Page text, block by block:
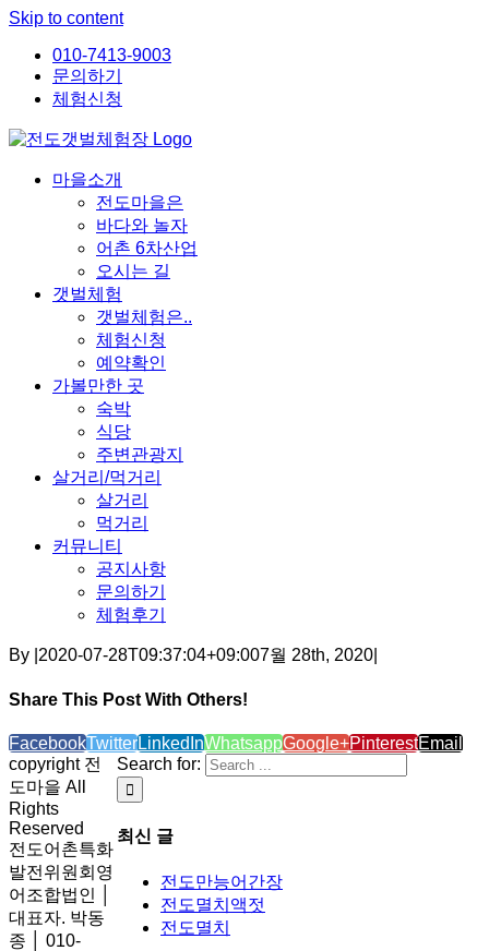
Skip to content
010-7413-9003
문의하기
체험신청
마을소개
전도마을은
바다와 놀자
어촌 6차산업
오시는 길
갯벌체험
갯벌체험은..
체험신청
예약확인
가볼만한 곳
숙박
식당
주변관광지
살거리/먹거리
살거리
먹거리
커뮤니티
공지사항
문의하기
체험후기
By 2020-07-28T09:37:04+09:007월 28th, 2020
Share This Post With Others!
FacebookTwitterLinkedInWhatsappGoogle+PinterestEmail
Search for:
최신 글
전도만능어간장
전도멸치액젓
전도멸치
copyright 전
도마을 All
Rights
Reserved
전도어촌특화
발전위원회영
어조합법인 │
대표자. 박동
종 │ 010-